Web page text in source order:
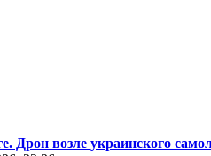
Дрон возле украинского